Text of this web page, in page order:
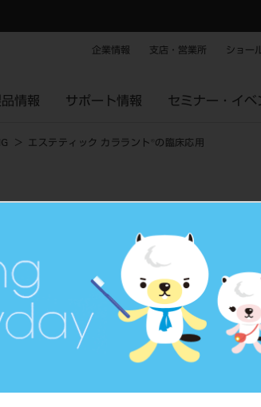
企業情報 支店・営業所 ショー
情報 サポート情報 セミナー・イベ
エステティック カララント®の臨床応用
ンター 山田 和伸